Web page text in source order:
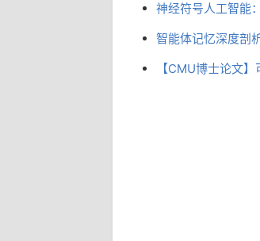
神经符号人工智能
智能体记忆深度剖
【CMU博士论文